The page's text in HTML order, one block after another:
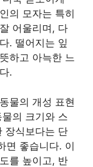
의 모자는 특히
어울리며, 다
. 떨어지는 잎
하고 아늑한 느
.
물의 개성 표현
의 크기와 스
장식보다는 단
면 좋습니다. 이
를 높이고, 반